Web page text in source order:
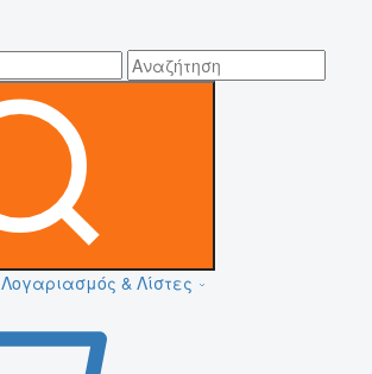
Λογαριασμός & Λίστες